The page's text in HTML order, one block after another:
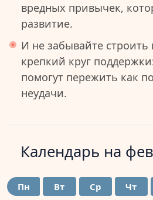
вредных привычек,
развитие.
И не забывайте строить
крепкий круг
помогут пережить как
неудачи.
Календарь на
Пн Вт Ср Чт